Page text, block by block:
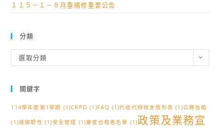
１１５－１－８月重補修重要公告
分類
類
選取分類
關鍵字
114學年度第1學期 (1)CRPD (1)FAQ (1)代收代辦收支情形表 (1)公務信箱
(1)城鎮韌性 (1)安全管理 (1)審查合格者名單 (1)政策及業務宣